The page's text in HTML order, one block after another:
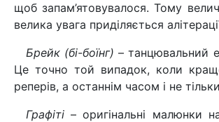
щоб запам’ятовувалося. Тому
велика увага приділяється
Брейк (бі-боїнг) – танцювальний
Це точно той випадок, коли
реперів, а останнім часом і не тільки
Графіті– оригінальні малюнки